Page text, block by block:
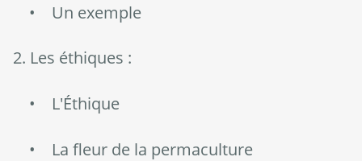
• Un exemple
2. Les éthiques :
• L'Éthique
• La fleur de la permaculture